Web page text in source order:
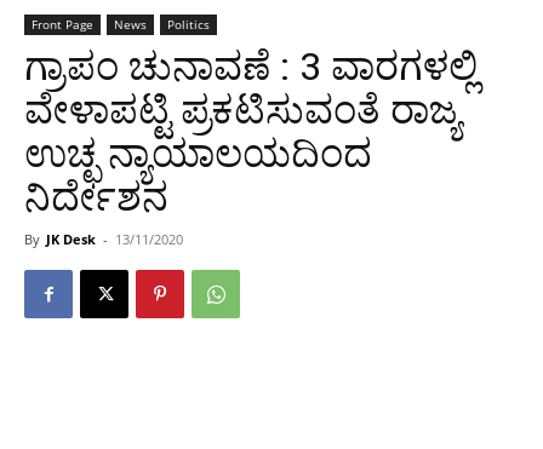
Front Page News Politics
ಗ್ರಾಪಂ ಚುನಾವಣೆ : 3 ವಾರಗಳಲ್ಲಿ
ವೇಳಾಪಟ್ಟಿ ಪ್ರಕಟಿಸುವಂತೆ ರಾಜ್ಯ
ಉಚ್ಛ ನ್ಯಾಯಾಲಯದಿಂದ
ನಿರ್ದೇಶನ
By JK Desk - 13/11/2020